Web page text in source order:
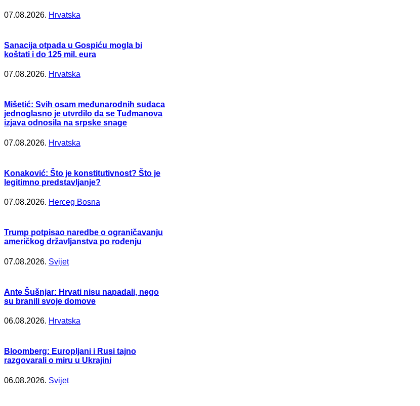
07.08.2026. Hrvatska
Sanacija otpada u Gospiću mogla bi
koštati i do 125 mil. eura
07.08.2026. Hrvatska
Mišetić: Svih osam međunarodnih sudaca
jednoglasno je utvrdilo da se Tuđmanova
izjava odnosila na srpske snage
07.08.2026. Hrvatska
Konaković: Što je konstitutivnost? Što je
legitimno predstavljanje?
07.08.2026. Herceg Bosna
Trump potpisao naredbe o ograničavanju
američkog državljanstva po rođenju
07.08.2026. Svijet
Ante Šušnjar: Hrvati nisu napadali, nego
su branili svoje domove
06.08.2026. Hrvatska
Bloomberg: Europljani i Rusi tajno
razgovarali o miru u Ukrajini
06.08.2026. Svijet